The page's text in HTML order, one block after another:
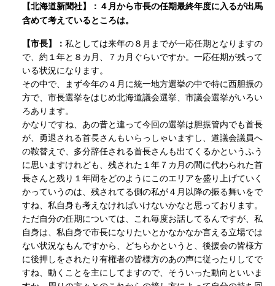
【北海道新聞社】： ４月から市長の任期最終年度に入るが出馬
含めて考えているところは。
【市長】： 私としては来年の８月までが一応任期となりますの
で、約１年と８カ月、７カ月ぐらいですか。一応任期が残って
いる状況になります。
その中で、まず今年の４月に統一地方選挙の中で特に西胆振の
方で、市長選挙をはじめ北海道議会選挙、市議会選挙がいろい
ろあります。
かなりですね、あの昔と違って今回の選挙は胆振管内でも首長
が、勇退される首長さんもいらっしゃいますし、道議会議員へ
の鞍替えで、多分辞任される首長さんも出てくるかというふう
に思いますけれども、残された１年７カ月の間に代わられた首
長さんと残り１年間をどのようにこのエリアを盛り上げていく
かっていうのは、残されてる側の私が４月以降の振る舞いをで
すね、私自身も考えなければいけないかなと思っております。
ただ自分の任期については、これ毎度お話してるんですが、私
自身は、私自身で市長になりたいとかなかなか言える立場では
ない状況なもんですから、どちらかというと、後援会の皆様方
に後押しをされたり有権者の皆様方のあの声に従ったりしてで
すね、動くことを主にしてますので、そういった動向といいま